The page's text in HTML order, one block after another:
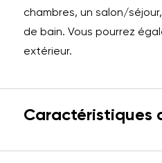
chambres, un salon/
de bain. Vous pourrez
extérieur.
Caractéristiques